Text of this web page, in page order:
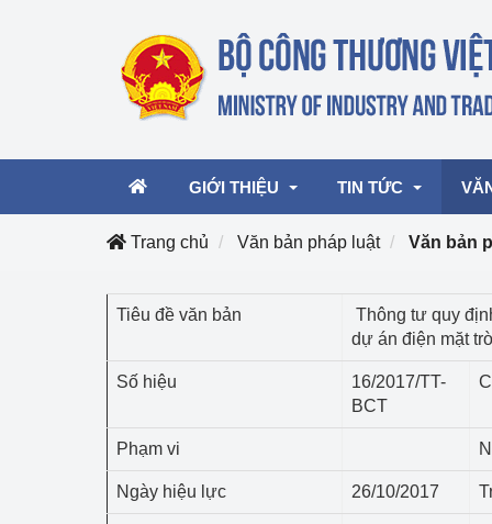
GIỚI THIỆU
Lãnh đạo Bộ
TIN TỨC
Hoạt động
Giải thưởng Công
mại, Dịch vụ Việt
Công Thương 57
Hoạt động của Bộ
Công Thương -
Văn
Văn
Trang chủ Văn bản pháp luật Văn bản
Tiêu đề văn bản
Thông tư quy
dự án điện mặt
Số hiệu
16/2017/TT-
BCT
Phạm vi
Ngày hiệu lực 26/10/2017